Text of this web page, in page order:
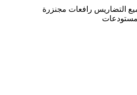
التضاريس رافعات مجنزرة